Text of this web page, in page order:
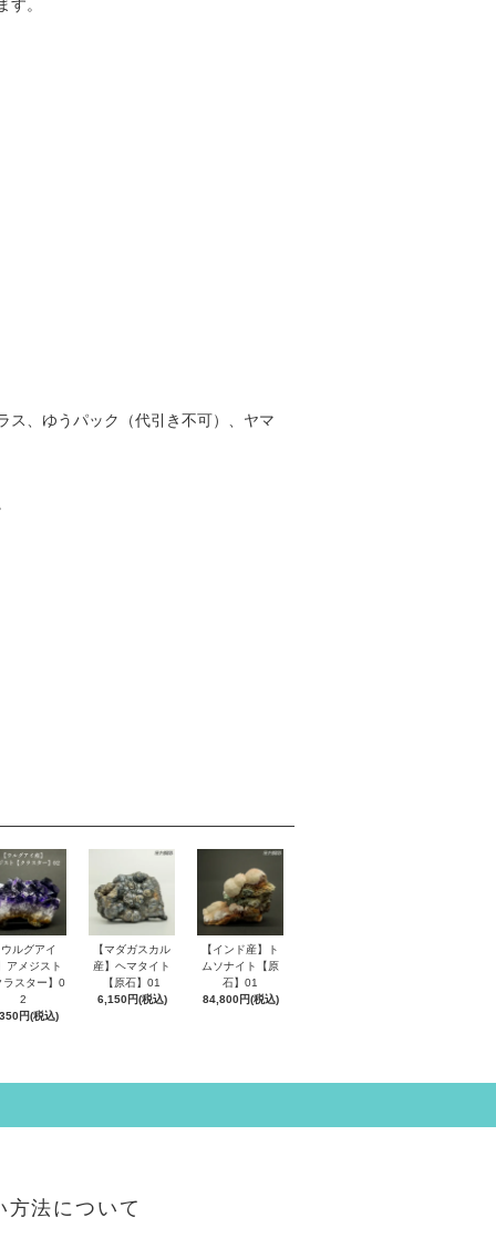
。
、ゆうパック（代引き不可）、ヤマ
ウルグアイ
アメジスト
ラスター】0
2
円(税込)
【マダガスカル
産】ヘマタイト
【原石】01
6,150円(税込)
【インド産】ト
ムソナイト【原
石】01
84,800円(税込)
方法について